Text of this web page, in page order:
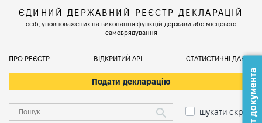
ЄДИНИЙ ДЕРЖАВНИЙ РЕЄСТР ДЕКЛАРАЦІЙ
осіб, уповноважених на виконання функцій держави або місцевого
самоврядування
ПРО РЕЄСТР ВІДКРИТИЙ АРІ СТАТИСТИЧНІ ДАНІ
Подати декларацію
шукати скрізьЗміст документа